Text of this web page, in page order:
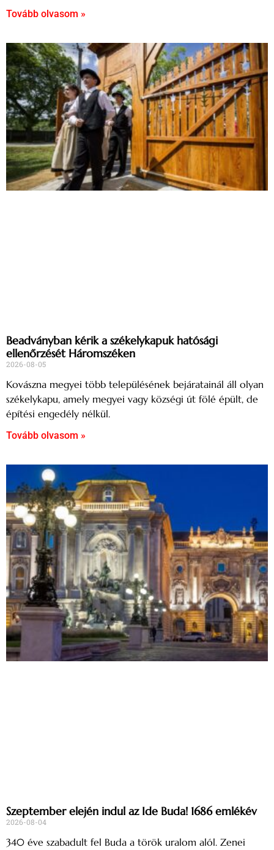
Tovább olvasom »
Beadványban kérik a székelykapuk hatósági
ellenőrzését Háromszéken
2026-08-05
Kovászna megyei több településének bejáratainál áll olyan
székelykapu, amely megyei vagy községi út fölé épült, de
építési engedély nélkül.
Tovább olvasom »
Szeptember elején indul az Ide Buda! 1686 emlékév
2026-08-04
340 éve szabadult fel Buda a török uralom alól. Zenei